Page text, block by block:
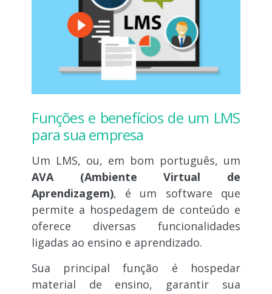
Funções e benefícios de um LMS
para sua empresa
Um LMS, ou, em bom português, um
AVA (Ambiente Virtual de
Aprendizagem), é um software que
permite a hospedagem de conteúdo e
oferece diversas funcionalidades
ligadas ao ensino e aprendizado.
Sua principal função é hospedar
material de ensino, garantir sua